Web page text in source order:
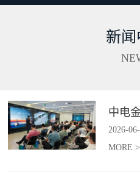
机自动补能、无人机户外快速部
配出色的全地形通过能力,一举破
长、补能不便、作业范围受限、
站等场景提供高效巡检等服务。*
具体价格面议
新
2026-06-
MORE >